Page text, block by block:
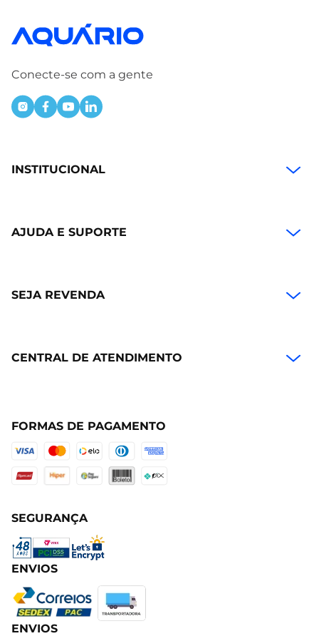
Conecte-se com a gente
INSTITUCIONAL
AJUDA E SUPORTE
SEJA REVENDA
CENTRAL DE ATENDIMENTO
FORMAS DE PAGAMENTO
SEGURANÇA
ENVIOS
ENVIOS